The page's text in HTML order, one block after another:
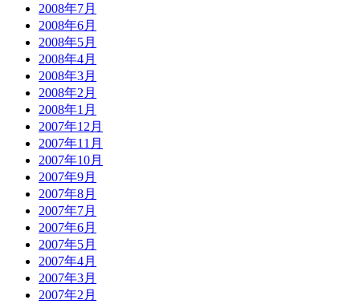
2008年7月
2008年6月
2008年5月
2008年4月
2008年3月
2008年2月
2008年1月
2007年12月
2007年11月
2007年10月
2007年9月
2007年8月
2007年7月
2007年6月
2007年5月
2007年4月
2007年3月
2007年2月